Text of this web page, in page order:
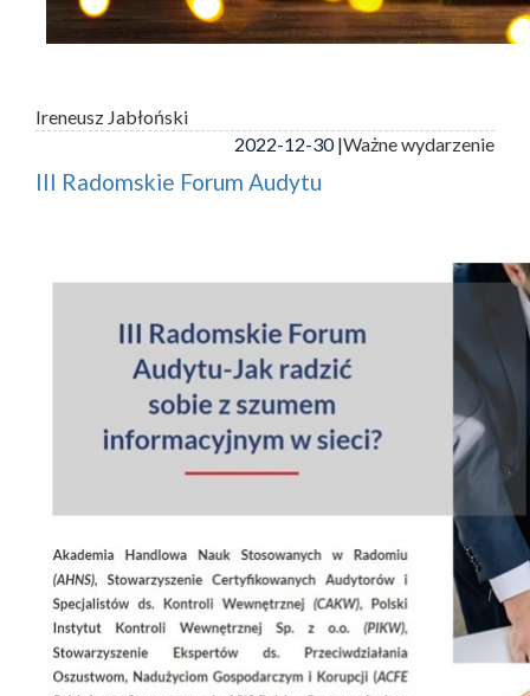
Ireneusz Jabłoński
2022-12-30 |Ważne wydarzenie
III Radomskie Forum Audytu